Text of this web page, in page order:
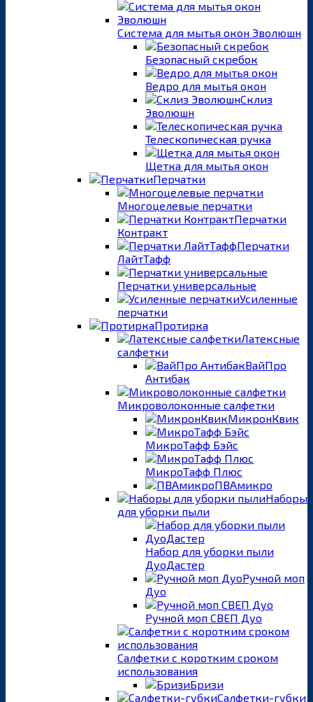
Система для мытья окон Эволюшн
Безопасный скребок
Ведро для мытья окон
Склиз
Эволюшн
Телескопическая ручка
Щетка для мытья окон
Перчатки
Многоцелевые перчатки
Перчатки
Контракт
Перчатки
ЛайтТафф
Перчатки универсальные
Усиленные
перчатки
Протирка
Латексные
салфетки
ВайПро
Антибак
Микроволоконные салфетки
МикронКвик
МикроТафф Бэйс
МикроТафф Плюс
ПВАмикро
Наборы
для уборки пыли
Набор для уборки пыли
ДуоДастер
Ручной моп
Дуо
Ручной моп СВЕП Дуо
Салфетки с коротким сроком
использования
Бризи
Салфетки-губки